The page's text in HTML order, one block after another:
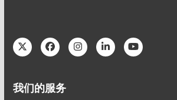
TwitterFacebookInstagram
LinkedInYouTube
我们的服务